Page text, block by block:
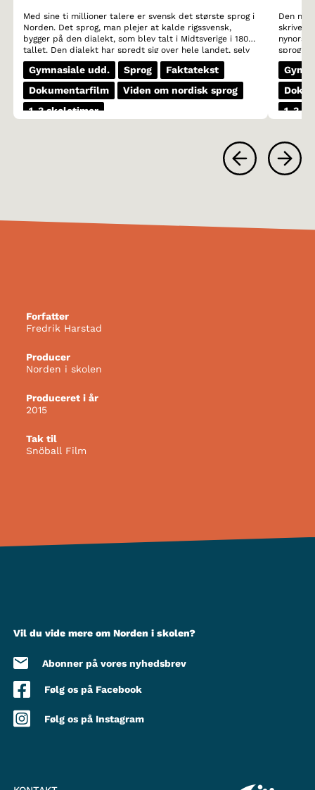
Med sine ti millioner talere er svensk det største sprog i
Norden. Det sprog, man plejer at kalde rigssvensk,
bygger på den dialekt, som blev talt i Midtsverige i 1800-
tallet. Den dialekt har spredt sig over hele landet, selv
om dialekterne stadig findes. Skånsk og gotlandsk er to
eksempler på to tydelige svenske dialekter. Skånsk er
let at genkende takket være sit skurrende tungerods-r,
mens gotlandsk er kendt for sine vokalkombinationer,
såkaldte diftonger (det hedder for eksempel haust
istedet for höst og stain istedet for sten).
Gymnasiale udd. Sprog
Faktatekst
Dokumentarfilm
Viden om nordisk sprog
1-3 skoletimer
Den
skrives
sprog
procent,
vælger
1-3
Forfatter
Fredrik Harstad
Producer
Norden i skolen
Produceret i år
2015
Tak til
Snöball Film
Vil du vide mere om Norden i skolen?
Abonner på vores nyhedsbrev
Følg os på Facebook
Følg os på Instagram